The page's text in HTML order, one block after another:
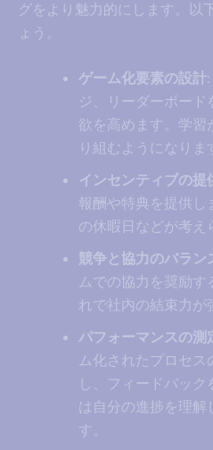
グをより魅力的にします。以
ょう。
ゲーム化要素の設計
ジ、リーダーボー
欲を高めます。学習
り組むようになりま
インセンティブの提
報酬や特典を提供し
の休暇日などが考え
競争と協力のバラン
ムでの協力を奨励す
れで社内の結束力が
パフォーマンスの測
ム化されたプロセス
し、フィードバッ
は自分の進捗を理解
す。